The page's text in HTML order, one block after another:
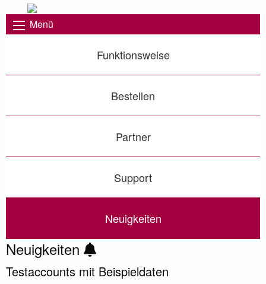
Menü
Funktionsweise
Bestellen
Partner
Support
Neuigkeiten
Neuigkeiten
Testaccounts mit Beispieldaten